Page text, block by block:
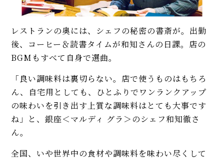
レストランの奥には、シェフの秘密の書斎が。出勤
後、コーヒー＆読書タイムが和知さんの日課。店の
BGMもすべて自身で選曲。
「良い調味料は裏切らない。店で使うものはもちろ
ん、自宅用としても、ひとふりでワンランクアップ
の味わいを引き出す上質な調味料はとても大事です
ね」と、銀座＜マルディ グラ＞のシェフ和知徹さ
ん。
全国、いや世界中の食材や調味料を味わい尽くして